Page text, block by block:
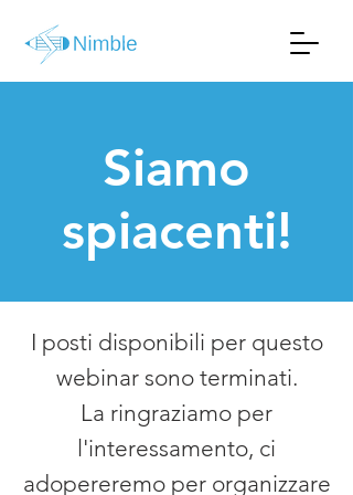
Siamo
spiacenti!
I posti disponibili per questo
webinar sono terminati.
La ringraziamo per
l'interessamento, ci
adopereremo per organizzare